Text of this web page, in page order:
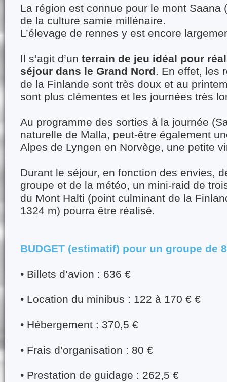
La région est connue pour le mont Saana
de la culture samie millénaire.
L’élevage de rennes y est encore
Il s’agit d’un terrain de jeu idéal pour
séjour dans le Grand Nord. En effet, les
de la Finlande sont très doux et au
sont plus clémentes et les journées très
Au programme des sorties à la journée
naturelle de Malla, peut-être également
Alpes de Lyngen en Norvège, une petite
Durant le séjour, en fonction des envies,
groupe et de la météo, un mini-raid de
du Mont Halti (point culminant de la
1324 m) pourra être réalisé.
BUDGET (estimatif) pour un groupe de
• Billets d’avion : 636 €
• Location du minibus : 122 à 170 € €
• Hébergement : 370,5 €
• Frais d’organisation : 80 €
• Prestation de guidage : 262,5 €